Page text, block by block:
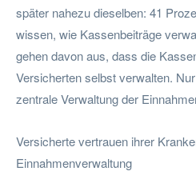
später nahezu dieselben: 41
wissen, wie Kassenbeiträge
gehen davon aus, dass die
Versicherten selbst verwalten.
zentrale Verwaltung der
Versicherte vertrauen ihrer
Einnahmenverwaltung